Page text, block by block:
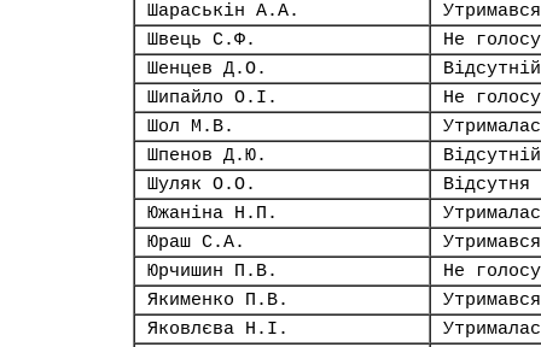
Шараськін А.А.
Утримався
Швець С.Ф.
Не
Шенцев Д.О.
Відсутній
Шипайло О.І.
Не
Шол М.В.
Шпенов Д.Ю.
Відсутній
Шуляк О.О.
Відсутня
Южаніна Н.П.
Юраш С.А.
Утримався
Юрчишин П.В.
Не
Якименко П.В.
Утримався
Яковлєва Н.І.